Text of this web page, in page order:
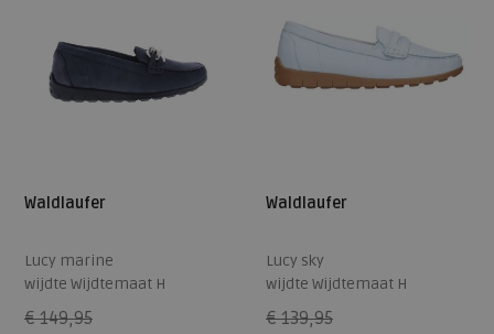
Waldlaufer
Lucy marine
wijdte Wijdtemaat H
€ 149,95
Waldlaufer
Lucy sky
wijdte Wijdtemaat H
€ 139,95